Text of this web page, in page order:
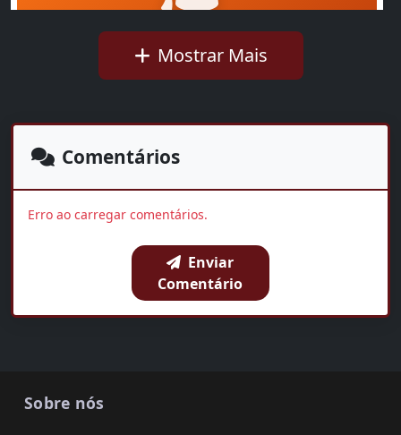
Ideb mostra avanço da educação básica no país
Walkíria Rius 01:35
OUVIR AGORA
Mostrar Mais
Comentários
Erro ao carregar comentários.
Enviar
Comentário
Sobre nós